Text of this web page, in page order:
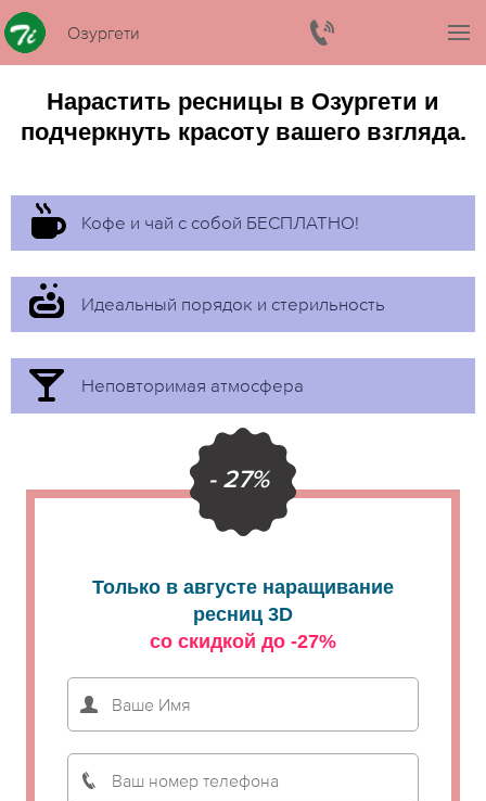
Озургети
Нарастить ресницы в Озургети и
подчеркнуть красоту вашего взгляда.
Кофе и чай с собой БЕСПЛАТНО!
Идеальный порядок и стерильность
Неповторимая атмосфера
- 27%
Только в августе наращивание
ресниц 3D
со скидкой до -27%